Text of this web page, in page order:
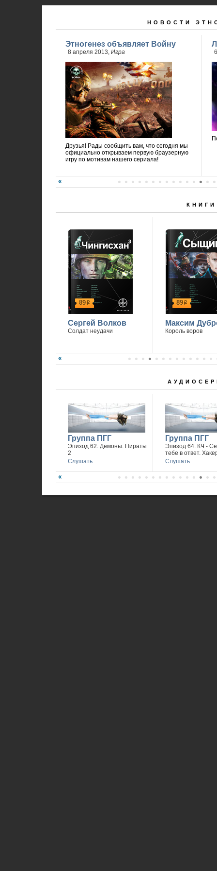
НОВОСТИ
Этногенез объявляет Войну
8 апреля 2013, Игра
Друзья! Рады сообщить вам, что сегодня мы
официально открываем первую браузерную
игру по мотивам нашего сериала!
КНИГИ
89р
Сергей Волков
Солдат неудачи
89р
Максим
Король воров
Группа ПГГ
Эпизод 62. Демоны. Пираты
2
Слушать
Группа ПГГ
Эпизод 64. КЧ -
тебе в ответ.
Слушать